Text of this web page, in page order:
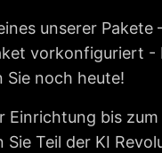
unserer
vorkonfiguriert -
Sie noch heute!
Einrichtung bis
Sie Teil der KI